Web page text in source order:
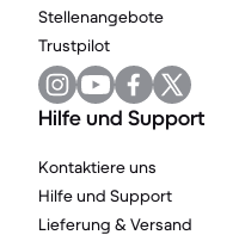
Stellenangebote
Trustpilot
Hilfe und Support
Kontaktiere uns
Hilfe und Support
Lieferung & Versand